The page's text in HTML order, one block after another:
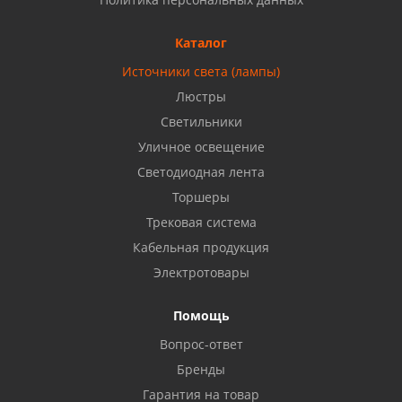
Бузулук, ул. Октябрьская, 24
Балаково, ул. Комарова, 55
Октябрьский, ул. Свердлова, 28
Азнакаево, ул. Булгар, 2. ТЦ "Акчарлак"
Каталог
Источники света (лампы)
Люстры
Светильники
Уличное освещение
Светодиодная лента
Торшеры
Трековая система
Кабельная продукция
Электротовары
Помощь
Вопрос-ответ
Бренды
Гарантия на товар